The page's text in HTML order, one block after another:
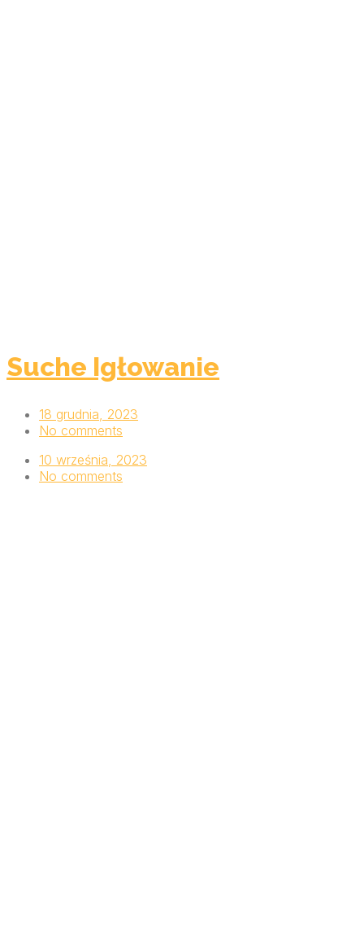
Suche Igłowanie
18 grudnia, 2023
No comments
10 września, 2023
No comments